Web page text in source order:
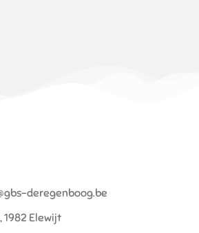
deregenboog.be
1982 Elewijt